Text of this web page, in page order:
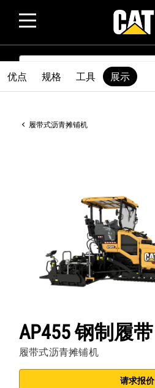
SEARCH
履带式沥青摊铺机
AP455 钢制履带
履带式沥青摊铺机
请求报价
优点 规格 工具 展示